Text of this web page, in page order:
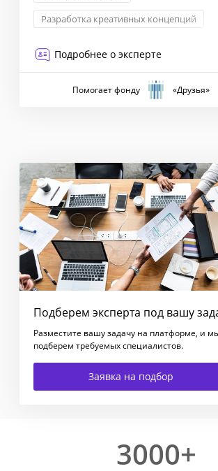
Разработка креативных концепций
Подробнее о эксперте
Помогает фонду «Друзья»
Подберем эксперта под вашу
Разместите вашу задачу на платформе, и
подберем требуемых специалистов.
Заявка на подбор
3000+